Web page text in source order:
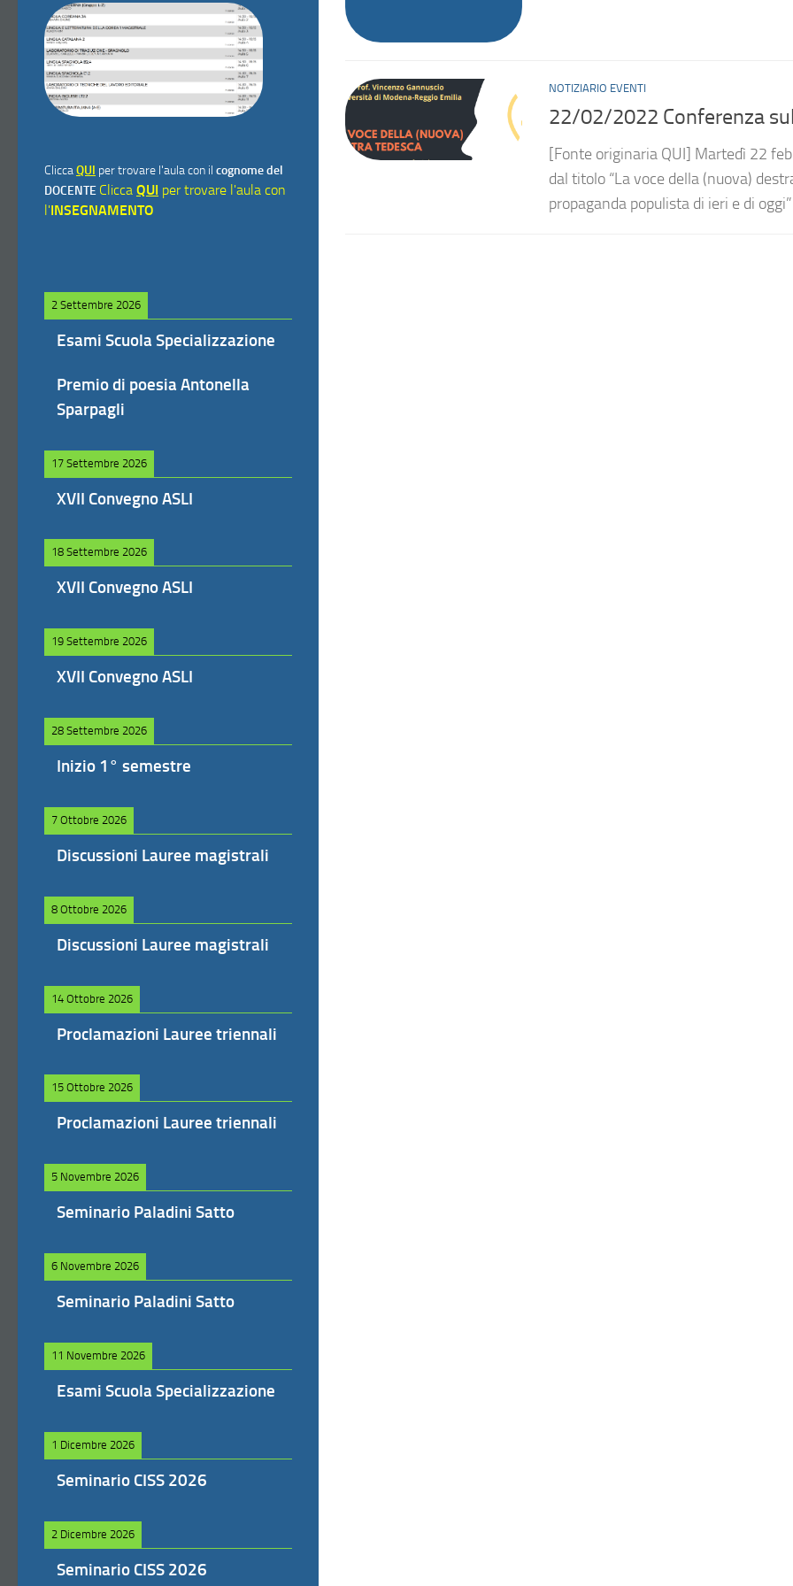
NOTIZIARIO EVENTI
22/02/2022 Conferenza
[Fonte originaria QUI] Martedì 22
dal titolo “La voce della (nuova)
propaganda populista di ieri e di
CliccaQUI per trovare l'aula con il cognome del
DOCENTE Clicca QUI per trovare l'aula con
l'INSEGNAMENTO
2 Settembre 2026
Esami Scuola Specializzazione
Premio di poesia Antonella
Sparpagli
17 Settembre 2026
XVII Convegno ASLI
18 Settembre 2026
XVII Convegno ASLI
19 Settembre 2026
XVII Convegno ASLI
28 Settembre 2026
Inizio 1° semestre
7 Ottobre 2026
Discussioni Lauree magistrali
8 Ottobre 2026
Discussioni Lauree magistrali
14 Ottobre 2026
Proclamazioni Lauree triennali
15 Ottobre 2026
Proclamazioni Lauree triennali
5 Novembre 2026
Seminario Paladini Satto
6 Novembre 2026
Seminario Paladini Satto
11 Novembre 2026
Esami Scuola Specializzazione
1 Dicembre 2026
Seminario CISS 2026
2 Dicembre 2026
Seminario CISS 2026